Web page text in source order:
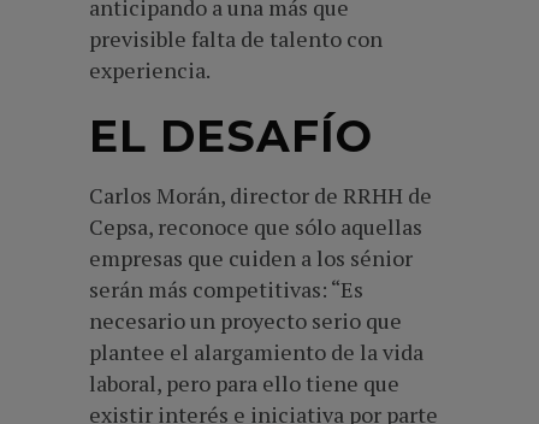
anticipando a una más que
previsible falta de talento con
experiencia.
EL DESAFÍO
Carlos Morán, director de RRHH de
Cepsa, reconoce que sólo aquellas
empresas que cuiden a los sénior
serán más competitivas: “Es
necesario un proyecto serio que
plantee el alargamiento de la vida
laboral, pero para ello tiene que
existir interés e iniciativa por parte